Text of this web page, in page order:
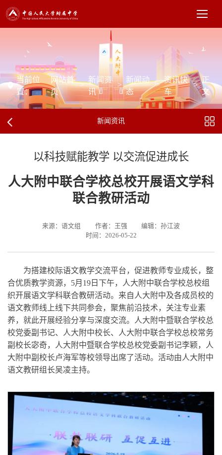
当前位
置：
网站首
页
>
新闻资
讯
>
新闻动
态
>
资讯快
车
>
正
文
新闻资讯
以科技赋能教学 以交流促进成长
人大附中联合学校总校开展语文学科
联合教研活动
来源：语文组 作者：王强
编辑：孙江波
时间：2026-05-22
为搭建校际语文教学交流平台，促进教师专业成长，整
合优质教学资源，5月19日下午，人大附中联合学校总校组
织开展语文学科联合教研活动。来自人大附中及各成员校的
语文教师线上线下共同参会，聚焦前沿技术，关注专业素
养，就此开展经验分享与深度交流。人大附中暨联合学校总
校党委副书记、人大附中校长、人大附中联合学校总校常务
副校长宓奇，人大附中暨联合学校总校党委副书记李颖，人
大附中副校长卢海军等校领导出席了活动。活动由人大附中
语文教研组长吴凌主持。